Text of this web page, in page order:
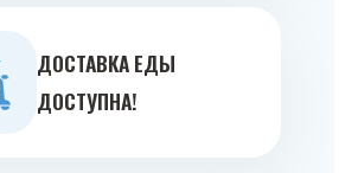
ДОСТАВКА ЕДЫ
ДОСТУПНА!